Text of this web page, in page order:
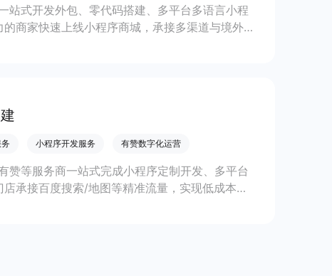
站式开发外包、零代码搭建、多平台多语言小程
商家快速上线小程序商城，承接多渠道与境外客
小程序开发服务 有赞数字化运营
赞等服务商一站式完成小程序定制开发、多平台
承接百度搜索/地图等精准流量，实现低成本获